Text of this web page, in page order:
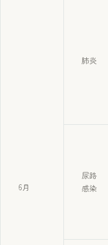
6月
肺炎
尿路
感染